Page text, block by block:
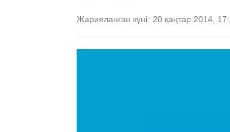
Жарияланған күні: 20 қаңтар 2014,